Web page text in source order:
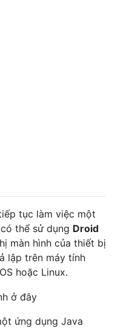
tục làm việc một
thể sử dụng Droid
màn hình của thiết bị
lập trên máy tính
hoặc Linux.
ứng dụng Java